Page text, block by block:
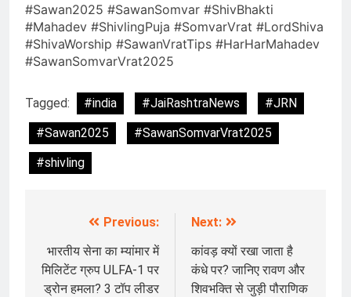
#Sawan2025 #SawanSomvar #ShivBhakti
#Mahadev #ShivlingPuja #SomvarVrat #LordShiva
#ShivaWorship #SawanVratTips #HarHarMahadev
#SawanSomvarVrat2025
Tagged: #india #JaiRashtraNews
#JRN
#Sawan2025
#SawanSomvarVrat2025
#shivling
navigation
Previous:
भारतीय सेना का म्यांमार में
मिलिटेंट ग्रुप ULFA-1 पर
ड्रोन हमला? 3 टॉप लीडर
Next:
कांवड़ क्यों रखा जाता है
कंधे पर? जानिए रावण और
शिवभक्ति से जुड़ी पौराणिक